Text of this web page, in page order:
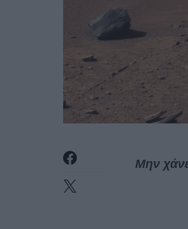
Μην